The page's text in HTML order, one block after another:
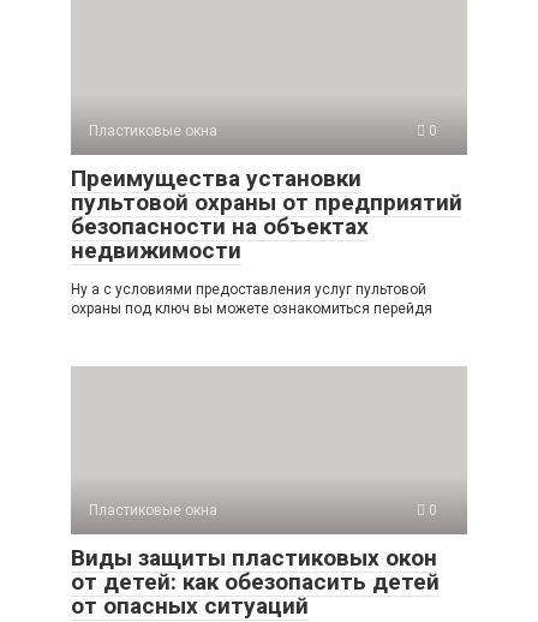
Пластиковые окна 0
Преимущества установки
пультовой охраны от предприятий
безопасности на объектах
недвижимости
Ну а с условиями предоставления услуг пультовой
охраны под ключ вы можете ознакомиться перейдя
Пластиковые окна 0
Виды защиты пластиковых окон
от детей: как обезопасить детей
от опасных ситуаций